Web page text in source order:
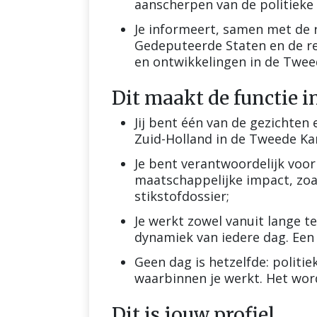
aanscherpen van de
Je informeert, samen met
Gedeputeerde Staten en de
en ontwikkelingen in de
Dit maakt de functie
Jij bent één van de
Zuid-Holland in de Tweede
Je bent verantwoordelijk
maatschappelijke impact,
stikstofdossier;
Je werkt zowel vanuit lange
dynamiek van iedere dag.
Geen dag is hetzelfde:
waarbinnen je werkt. Het